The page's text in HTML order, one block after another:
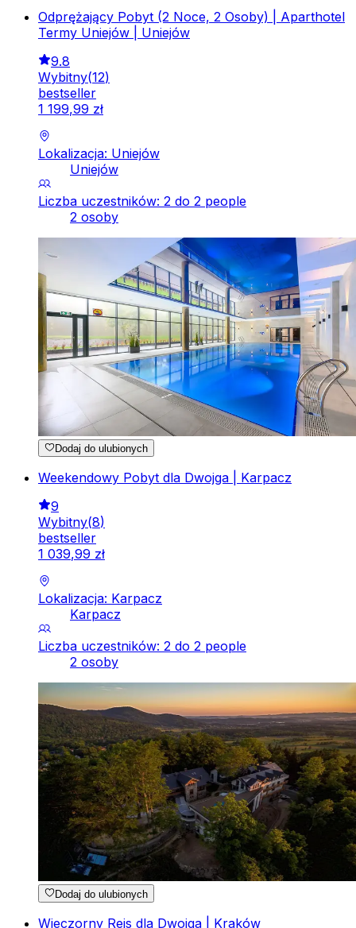
Odprężający Pobyt (2 Noce, 2 Osoby) | Aparthotel
Termy Uniejów | Uniejów
9.8
Wybitny(12)
bestseller
1 199,99 zł
Lokalizacja: Uniejów
Uniejów
Liczba uczestników: 2 do 2 people
2 osoby
Dodaj do ulubionych
Weekendowy Pobyt dla Dwojga | Karpacz
9
Wybitny(8)
bestseller
1 039,99 zł
Lokalizacja: Karpacz
Karpacz
Liczba uczestników: 2 do 2 people
2 osoby
Dodaj do ulubionych
Wieczorny Rejs dla Dwojga | Kraków